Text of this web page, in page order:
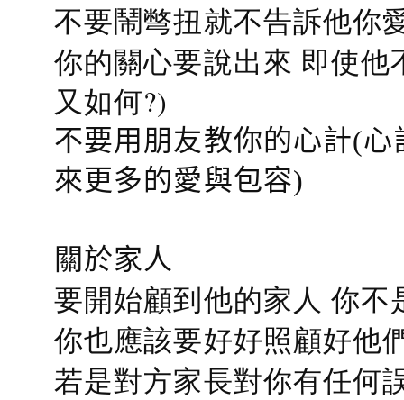
不要鬧彆扭就不告訴他你
你的關心要說出來 即使
又如何?)
不要用朋友教你的心計(
來更多的愛與包容)
關於家人
要開始顧到他的家人 你
你也應該要好好照顧好他
若是對方家長對你有任何